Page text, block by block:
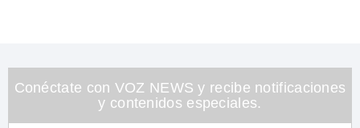
Conéctate con VOZ NEWS y recibe notificaciones
y contenidos especiales.